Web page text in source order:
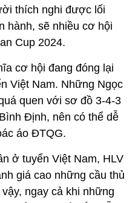
thích nghi được lối
hành, sẽ nhiều cơ hội
Cup 2024.
cơ hội đang đóng lại
Việt Nam. Những Ngọc
quen với sơ đồ 3-4-3
Định, nên có thể dễ
áo ĐTQG.
ở tuyển Việt Nam, HLV
giá cao những cầu thủ
ngay cả khi những